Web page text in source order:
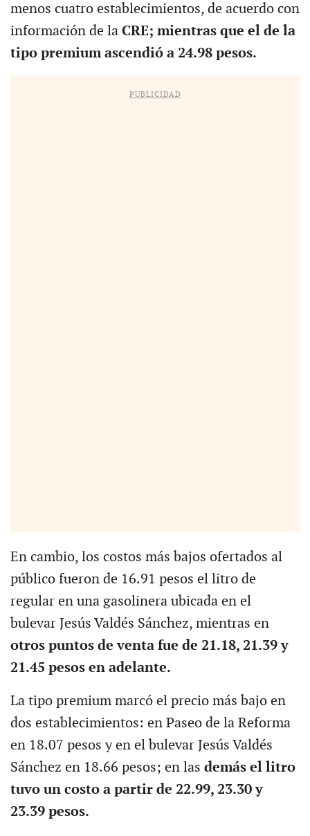
menos cuatro establecimientos, de acuerdo con
información de laCRE; mientras que el de la
tipo premium ascendió a 24.98 pesos.
PUBLICIDAD
En cambio, los costos más bajos ofertados al
público fueron de 16.91 pesos el litro de
regular en una gasolinera ubicada en el
bulevar Jesús Valdés Sánchez, mientras en
otros puntos de venta fue de 21.18, 21.39 y
21.45 pesos en adelante.
La tipo premium marcó el precio más bajo en
dos establecimientos: en Paseo de la Reforma
en 18.07 pesos y en el bulevar Jesús Valdés
Sánchez en 18.66 pesos; en las demás el litro
tuvo un costo a partir de 22.99, 23.30 y
23.39 pesos.